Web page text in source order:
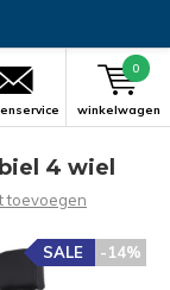
winkelwagen
0
4 wiel
toevoegen
-14%
SALE